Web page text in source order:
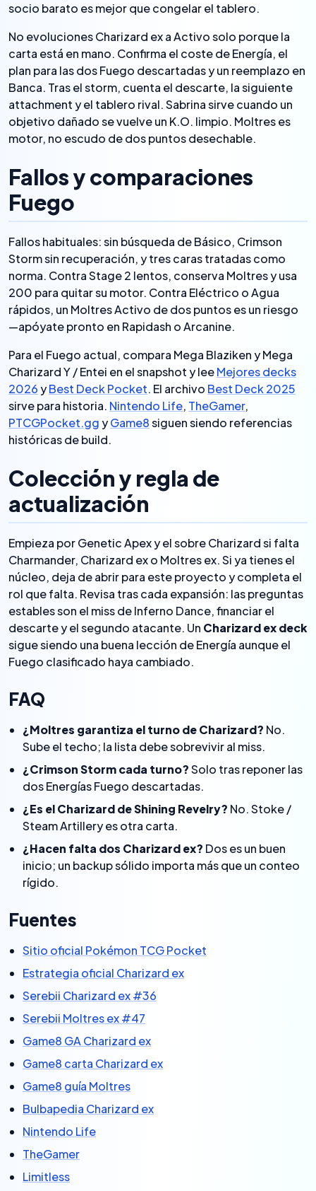
socio barato es mejor que congelar el tablero.
No evoluciones Charizard ex a Activo solo porque la
carta está en mano. Confirma el coste de Energía, el
plan para las dos Fuego descartadas y un reemplazo en
Banca. Tras el storm, cuenta el descarte, la siguiente
attachment y el tablero rival. Sabrina sirve cuando un
objetivo dañado se vuelve un K.O. limpio. Moltres es
motor, no escudo de dos puntos desechable.
Fallos y comparaciones
Fuego
Fallos habituales: sin búsqueda de Básico, Crimson
Storm sin recuperación, y tres caras tratadas como
norma. Contra Stage 2 lentos, conserva Moltres y usa
200 para quitar su motor. Contra Eléctrico o Agua
rápidos, un Moltres Activo de dos puntos es un riesgo
—apóyate pronto en Rapidash o Arcanine.
Para el Fuego actual, compara Mega Blaziken y Mega
Charizard Y / Entei en el snapshot y leeMejores decks
2026yBest Deck Pocket. El archivo Best Deck 2025
sirve para historia. Nintendo Life, TheGamer,
PTCGPocket.ggyGame8siguen siendo referencias
históricas de build.
Colección y regla de
actualización
Empieza por Genetic Apex y el sobre Charizard si falta
Charmander, Charizard ex o Moltres ex. Si ya tienes el
núcleo, deja de abrir para este proyecto y completa el
rol que falta. Revisa tras cada expansión: las preguntas
estables son el miss de Inferno Dance, financiar el
descarte y el segundo atacante. Un Charizard ex deck
sigue siendo una buena lección de Energía aunque el
Fuego clasificado haya cambiado.
FAQ
¿Moltres garantiza el turno de Charizard? No.
Sube el techo; la lista debe sobrevivir al miss.
¿Crimson Storm cada turno?Solo tras reponer las
dos Energías Fuego descartadas.
¿Es el Charizard de Shining Revelry? No. Stoke /
Steam Artillery es otra carta.
¿Hacen falta dos Charizard ex? Dos es un buen
inicio; un backup sólido importa más que un conteo
rígido.
Fuentes
Sitio oficial Pokémon TCG Pocket
Estrategia oficial Charizard ex
Serebii Charizard ex #36
Serebii Moltres ex #47
Game8 GA Charizard ex
Game8 carta Charizard ex
Game8 guía Moltres
Bulbapedia Charizard ex
Nintendo Life
TheGamer
Limitless